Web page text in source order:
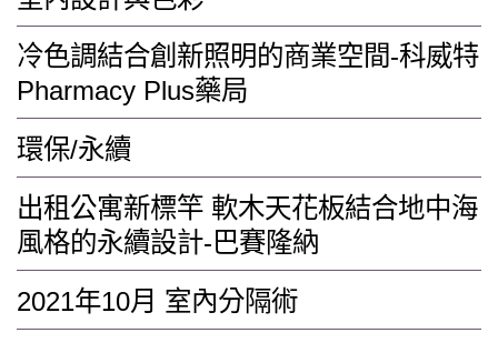
冷色調結合創新照明的商業空間-科威特
Pharmacy Plus藥局
環保/永續
出租公寓新標竿 軟木天花板結合地中海
風格的永續設計-巴賽隆納
2021年10月 室內分隔術